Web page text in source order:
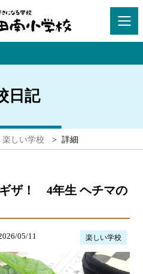
日記
楽しい学校 > 詳細
ザ！ 4年生 ヘチマの
05/11 楽しい学校